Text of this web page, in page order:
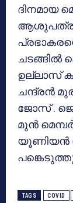
ദിനമായ
ചടങ്ങിൽ
ഉല്ലാസ്
ചന്ദ്രൻ
ജോസ് . ജെ.
മുൻ
യൂണിയൻ
TAGS COVID